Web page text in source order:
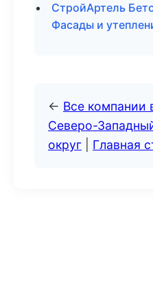
СтройАртель
Фасады и
← Все компании
Северо-
округ
Главная